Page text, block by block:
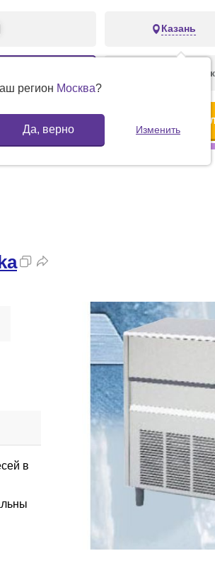
Казань
регион Москва?
Да, верно Изменить
Личный
реактивы,
наборы
Предметный
в